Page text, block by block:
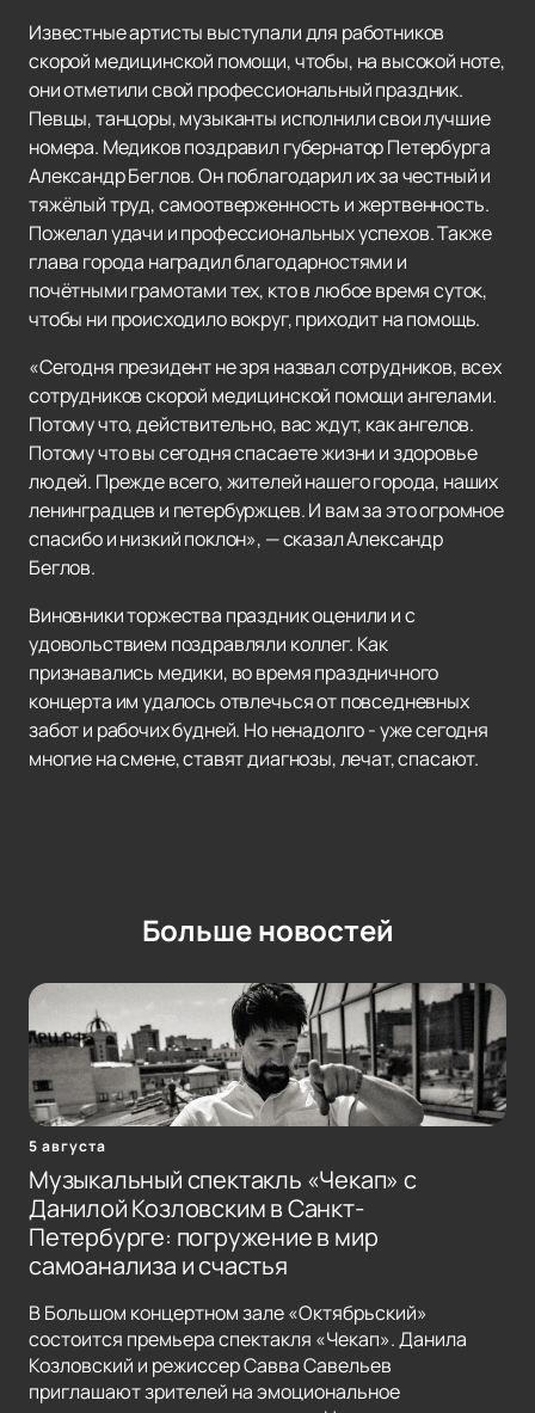
Известные артисты выступали для работников
скорой медицинской помощи, чтобы, на высокой ноте,
они отметили свой профессиональный праздник.
Певцы, танцоры, музыканты исполнили свои лучшие
номера. Медиков поздравил губернатор Петербурга
Александр Беглов. Он поблагодарил их за честный и
тяжёлый труд, самоотверженность и жертвенность.
Пожелал удачи и профессиональных успехов. Также
глава города наградил благодарностями и
почётными грамотами тех, кто в любое время суток,
чтобы ни происходило вокруг, приходит на помощь.
«Сегодня президент не зря назвал сотрудников, всех
сотрудников скорой медицинской помощи ангелами.
Потому что, действительно, вас ждут, как ангелов.
Потому что вы сегодня спасаете жизни и здоровье
людей. Прежде всего, жителей нашего города, наших
ленинградцев и петербуржцев. И вам за это огромное
спасибо и низкий поклон», — сказал Александр
Беглов.
Виновники торжества праздник оценили и с
удовольствием поздравляли коллег. Как
признавались медики, во время праздничного
концерта им удалось отвлечься от повседневных
забот и рабочих будней. Но ненадолго - уже сегодня
многие на смене, ставят диагнозы, лечат, спасают.
Больше новостей
5 августа
Музыкальный спектакль «Чекап» с
Данилой Козловским в Санкт-
Петербурге: погружение в мир
самоанализа и счастья
В Большом концертном зале «Октябрьский»
состоится премьера спектакля «Чекап». Данила
Козловский и режиссер Савва Савельев
приглашают зрителей на эмоциональное